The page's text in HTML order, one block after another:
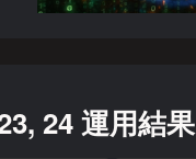
24 運用結果